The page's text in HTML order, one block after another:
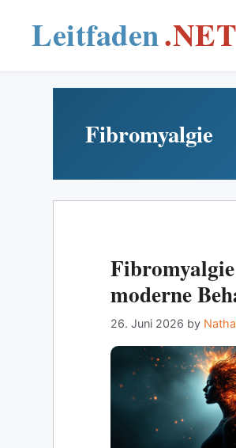
content
Fibromyalgie
moderne
26. Juni 2026 by